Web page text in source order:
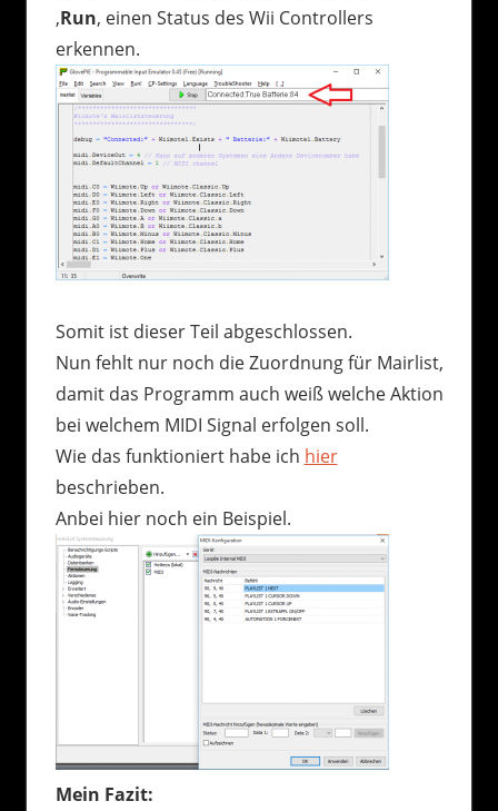
‚Run‚ einen Status des Wii Controllers
erkennen.
Somit ist dieser Teil abgeschlossen.
Nun fehlt nur noch die Zuordnung für Mairlist,
damit das Programm auch weiß welche Aktion
bei welchem MIDI Signal erfolgen soll.
Wie das funktioniert habe ich hier
beschrieben.
Anbei hier noch ein Beispiel.
Mein Fazit: